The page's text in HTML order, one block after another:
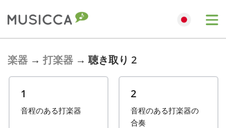
Dansk
楽器 → 打楽器 → 聴き取り 2
1
音程のある打楽器
2
音程のある打楽器の
合奏